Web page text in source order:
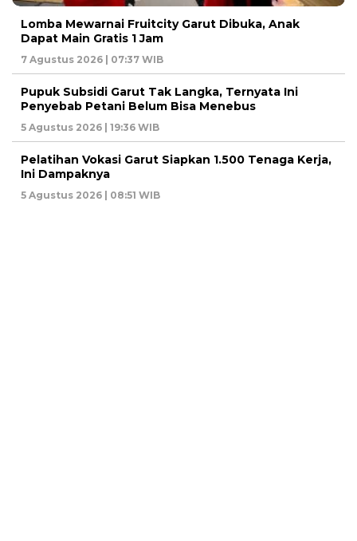
Lomba Mewarnai Fruitcity Garut Dibuka, Anak
Dapat Main Gratis 1 Jam
7 Agustus 2026 | 07:37 WIB
Pupuk Subsidi Garut Tak Langka, Ternyata Ini
Penyebab Petani Belum Bisa Menebus
5 Agustus 2026 | 19:36 WIB
Pelatihan Vokasi Garut Siapkan 1.500 Tenaga Kerja,
Ini Dampaknya
5 Agustus 2026 | 08:51 WIB